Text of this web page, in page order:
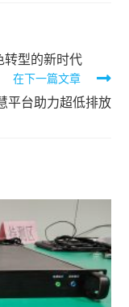
转型的新时代
在下一篇文章
平台助力超低排放